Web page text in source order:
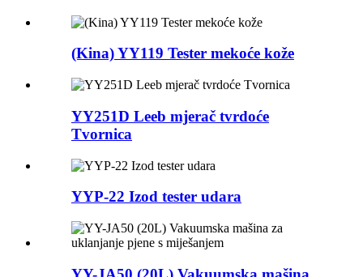
(Kina) YY119 Tester mekoće kože
YY251D Leeb mjerač tvrdoće
Tvornica
YYP-22 Izod tester udara